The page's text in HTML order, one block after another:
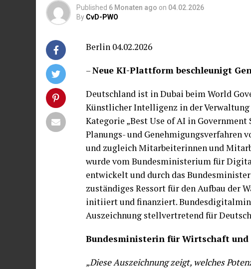
Published 6 Monaten ago on 04.02.2026
By CvD-PWO
Berlin 04.02.2026
–Neue KI-Plattform beschleunigt
Deutschland ist in Dubai beim World
Künstlicher Intelligenz in der
Kategorie „Best Use of AI in Government
Planungs- und
und zugleich Mitarbeiterinnen und
wurde vom Bundesministerium für
entwickelt und durch das
zuständiges Ressort für den Aufbau der
initiiert und finanziert.
Auszeichnung stellvertretend für
Bundesministerin für Wirtschaft und
„Diese Auszeichnung zeigt, welches